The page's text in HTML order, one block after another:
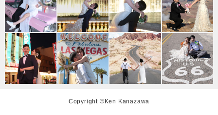
Copyright ©Ken Kanazawa